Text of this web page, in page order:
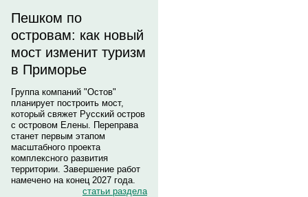
Пешком по
островам: как новый
мост изменит туризм
в Приморье
Группа компаний "Остов"
планирует построить мост,
который свяжет Русский остров
с островом Елены. Переправа
станет первым этапом
масштабного проекта
комплексного развития
территории. Завершение работ
намечено на конец 2027 года.
статьи раздела